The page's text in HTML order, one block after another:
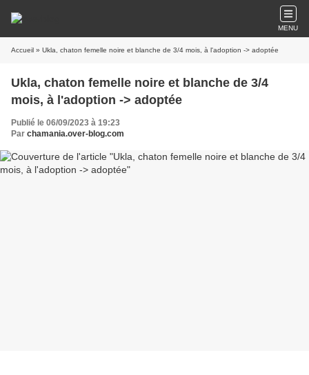
MENU
Accueil » Ukla, chaton femelle noire et blanche de 3/4 mois, à l'adoption -> adoptée
Ukla, chaton femelle noire et blanche de 3/4
mois, à l'adoption -> adoptée
Publié le 06/09/2023 à 19:23
Par chamania.over-blog.com